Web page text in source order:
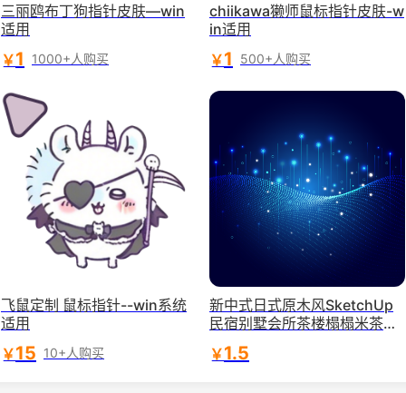
三丽鸥布丁狗指针皮肤—win
适用
￥1 1000+人购买
chiikawa獭师鼠标指针皮肤-w
in适用
￥1 500+人购买
飞鼠定制 鼠标指针--win系统
适用
￥15 10+人购买
新中式日式原木风SketchUp
民宿别墅会所茶楼榻榻米茶室
￥1.5